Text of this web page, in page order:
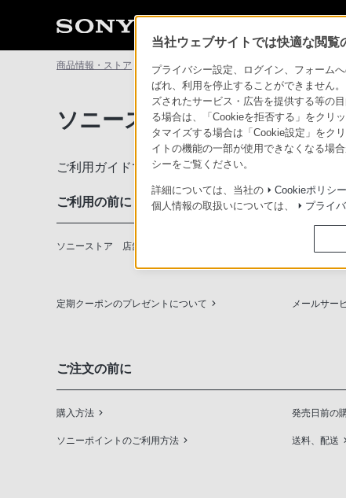
商品情報・ストア ソニーストアについて ソニーストアのご
ソニーストアのご利用ガイ
ご利用ガイドでは、ソニーストアのご利用方法・
ご利用の前に
ソニーストア 店舗のご案内 ソニーショ
定期クーポンのプレゼントについて メールサー
ご注文の前に
購入方法 発売日前の
ソニーポイントのご利用方法 送料、配送
当社ウェブサイトでは快適な閲覧
プライバシー設定、ログイン、フォーム
ばれ、利用を停止することができません
ズされたサービス・広告を提供する等の
る場合は、「Cookieを拒否する」をクリ
タマイズする場合は「Cookie設定」をク
イトの機能の一部が使用できなくなる場
シーをご覧ください。
詳細については、当社の Cookieポリシー
個人情報の取扱いについては、
プライ